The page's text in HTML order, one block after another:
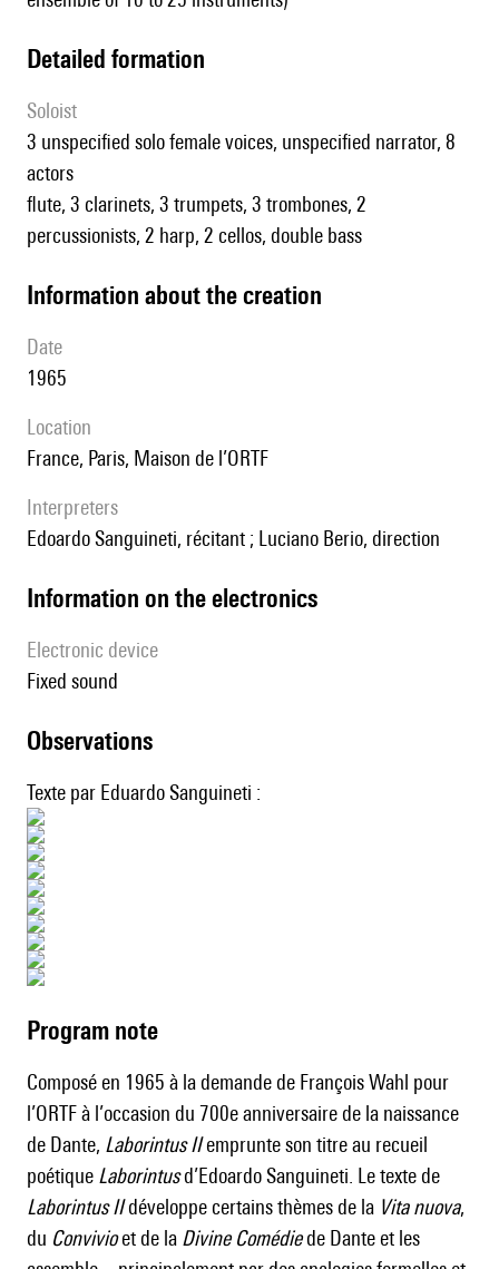
detailed formation
Soloist
3 unspecified solo female voices, unspecified narrator, 8
actors
flute, 3 clarinets, 3 trumpets, 3 trombones, 2
percussionists, 2 harp, 2 cellos, double bass
information about the creation
date
1965
location
France, Paris, Maison de l’ORTF
interpreters
Edoardo Sanguineti, récitant ; Luciano Berio, direction
Information on the electronics
Electronic device
fixed sound
observations
Texte par Eduardo Sanguineti :
Program note
Composé en 1965 à la demande de François Wahl pour
l’ORTF à l’occasion du 700e anniversaire de la naissance
de Dante, Laborintus IIemprunte son titre au recueil
poétique Laborintusd’Edoardo Sanguineti. Le texte de
Laborintus IIdéveloppe certains thèmes de la Vita nuova,
du Convivioet de la Divine Comédiede Dante et les